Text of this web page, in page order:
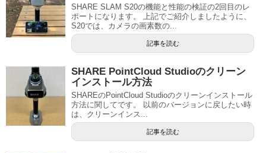
SHARE SLAM S20の機能と性能の検証の2回目のレ
ポートになります。 上記でご紹介しましたように、
S20では、カメラの画素数の...
記事を読む
SHARE PointCloud Studioのクリーン
インストール方法
SHAREのPointCloud Studioのクリーンインストール
方法に関してです。 以前のバージョンに戻したい時
は、クリーンインス...
記事を読む